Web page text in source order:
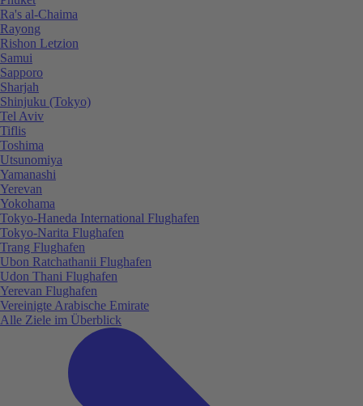
Ra's al-Chaima
Rayong
Rishon Letzion
Samui
Sapporo
Sharjah
Shinjuku (Tokyo)
Tel Aviv
Tiflis
Toshima
Utsunomiya
Yamanashi
Yerevan
Yokohama
Tokyo-Haneda International Flughafen
Tokyo-Narita Flughafen
Trang Flughafen
Ubon Ratchathanii Flughafen
Udon Thani Flughafen
Yerevan Flughafen
Vereinigte Arabische Emirate
Alle Ziele im Überblick